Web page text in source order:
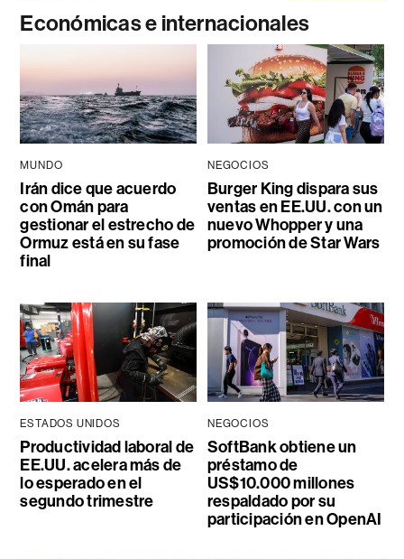
Económicas e internacionales
MUNDO
Irán dice que acuerdo
con Omán para
gestionar el estrecho de
Ormuz está en su fase
final
NEGOCIOS
Burger King dispara sus
ventas en EE.UU. con un
nuevo Whopper y una
promoción de Star Wars
ESTADOS UNIDOS
Productividad laboral de
EE.UU. acelera más de
lo esperado en el
segundo trimestre
NEGOCIOS
SoftBank obtiene un
préstamo de
US$10.000 millones
respaldado por su
participación en OpenAI